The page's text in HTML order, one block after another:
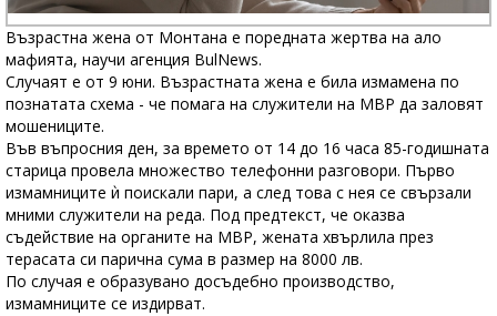
Възрастна жена от Монтана е поредната жертва на ало
мафията, научи агенция BulNews.
Случаят е от 9 юни. Възрастната жена е била измамена по
познатата схема - че помага на служители на МВР да заловят
мошениците.
Във въпросния ден, за времето от 14 до 16 часа 85-годишната
старица провела множество телефонни разговори. Първо
измамниците ѝ поискали пари, а след това с нея се свързали
мними служители на реда. Под предтекст, че оказва
съдействие на органите на МВР, жената хвърлила през
терасата си парична сума в размер на 8000 лв.
По случая е образувано досъдебно производство,
измамниците се издирват.